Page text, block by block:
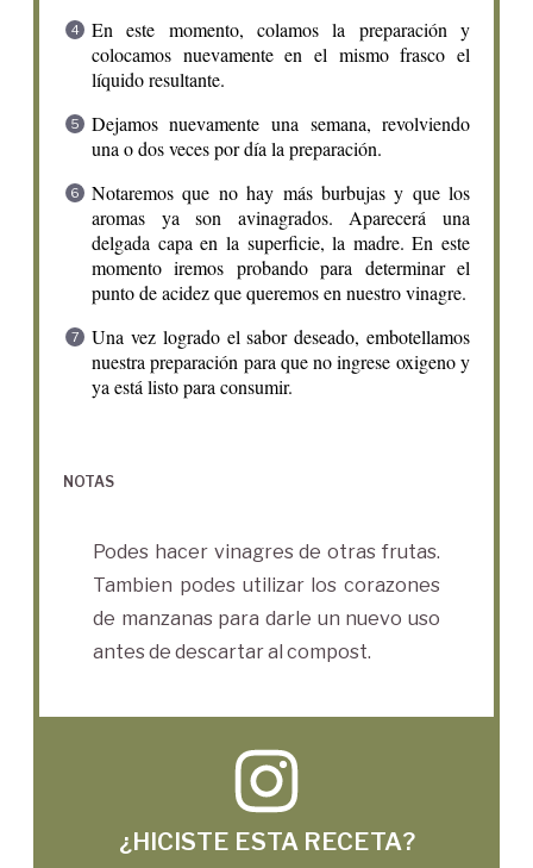
En este momento, colamos la preparación y
colocamos nuevamente en el mismo frasco el
líquido resultante.
Dejamos nuevamente una semana, revolviendo
una o dos veces por día la preparación.
Notaremos que no hay más burbujas y que los
aromas ya son avinagrados. Aparecerá una
delgada capa en la superficie, la madre. En este
momento iremos probando para determinar el
punto de acidez que queremos en nuestro vinagre.
Una vez logrado el sabor deseado, embotellamos
nuestra preparación para que no ingrese oxigeno y
ya está listo para consumir.
NOTAS
Podes hacer vinagres de otras frutas.
Tambien podes utilizar los corazones
de manzanas para darle un nuevo uso
antes de descartar al compost.
¿HICISTE ESTA RECETA?